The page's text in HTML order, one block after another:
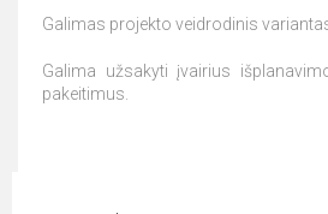
Galimas projekto veidrodinis
Galima užsakyti įvairius
pakeitimus.